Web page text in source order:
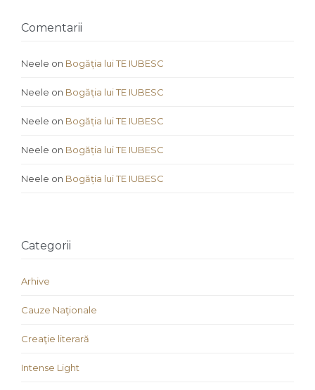
Comentarii
Neele on Bogăția lui TE IUBESC
Neele on Bogăția lui TE IUBESC
Neele on Bogăția lui TE IUBESC
Neele on Bogăția lui TE IUBESC
Neele on Bogăția lui TE IUBESC
Categorii
Arhive
Cauze Naţionale
Creaţie literară
Intense Light